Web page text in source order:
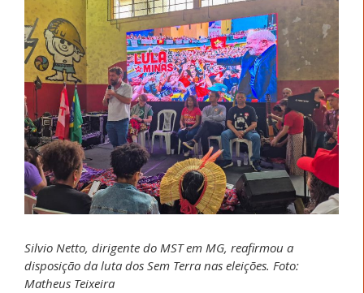
Silvio Netto, dirigente do MST em MG, reafirmou a
disposição da luta dos Sem Terra nas eleições. Foto:
Matheus Teixeira